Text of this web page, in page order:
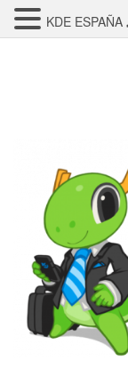
KDE ESPAÑA